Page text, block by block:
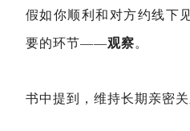
假如你顺利和对方约线下
要的环节——观察。
书中提到，维持长期亲密